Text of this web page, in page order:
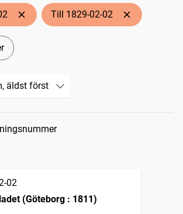
Till 1829-02-02
02
(Göteborg : 1811)